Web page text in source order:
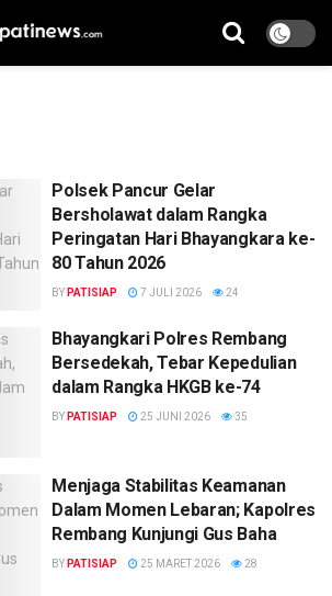
Polsek Pancur Gelar
Bersholawat dalam Rangka
Peringatan Hari Bhayangkara ke-
80 Tahun 2026
BY PATISIAP 7 JULI 2026 24
Bhayangkari Polres Rembang
Bersedekah, Tebar Kepedulian
dalam Rangka HKGB ke-74
BY PATISIAP 25 JUNI 2026 35
Menjaga Stabilitas Keamanan
Dalam Momen Lebaran; Kapolres
Rembang Kunjungi Gus Baha
BY PATISIAP 25 MARET 2026 28